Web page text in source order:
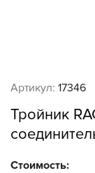
Артикул: 17346
Тройник
Стоимость: